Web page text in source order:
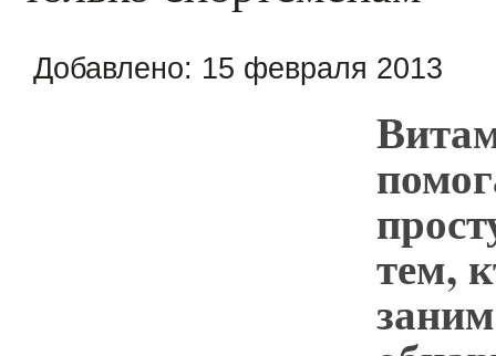
Добавлено: 15 февраля 2013
тем,